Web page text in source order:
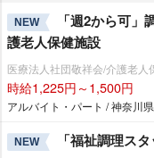
NEW
「週2から可
護老人保健施設
医療法人社団敬祥会/介護老
時給1,225円～1,500円
アルバイト・パート / 神奈川県
NEW 「福祉調理ス